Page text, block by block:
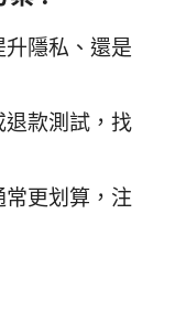
隱私、還是
款測試，找
更划算，注